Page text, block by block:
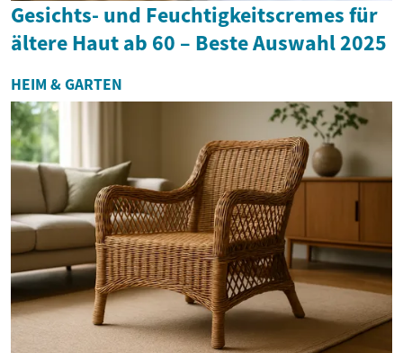
Gesichts- und Feuchtigkeitscremes für
ältere Haut ab 60 – Beste Auswahl 2025
HEIM & GARTEN